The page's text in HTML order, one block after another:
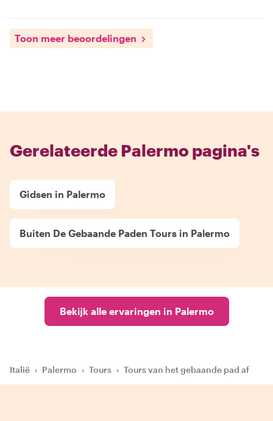
Toon meer beoordelingen
Gerelateerde Palermo pagina's
Gidsen in Palermo
Buiten De Gebaande Paden Tours in Palermo
Bekijk alle ervaringen in Palermo
Italië › Palermo › Tours › Tours van het gebaande pad af